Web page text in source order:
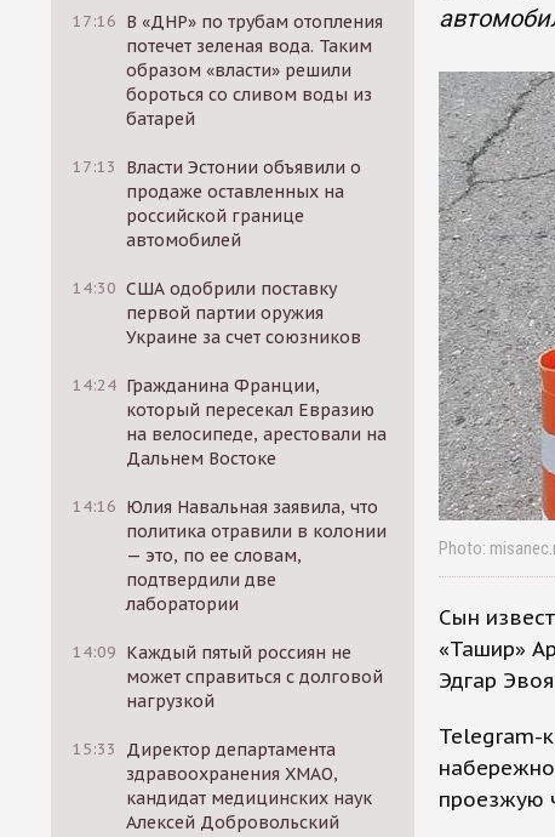
17:16 В «ДНР» по трубам отопления
потечет зеленая вода. Таким
образом «власти» решили
бороться со сливом воды из
батарей
17:13
Власти Эстонии объявили о
продаже оставленных на
российской границе
автомобилей
14:30 США одобрили поставку
первой партии оружия
Украине за счет союзников
14:24 Гражданина Франции,
который пересекал Евразию
на велосипеде, арестовали на
Дальнем Востоке
14:16 Юлия Навальная заявила, что
политика отравили в колонии
— это, по ее словам,
подтвердили две
лаборатории
14:09 Каждый пятый россиян не
может справиться с долговой
нагрузкой
15:33
Директор департамента
здравоохранения ХМАО,
кандидат медицинских наук
Алексей Добровольский
Photo:
Сын
«Ташир»
Эдгар
Telegram-
проезжую